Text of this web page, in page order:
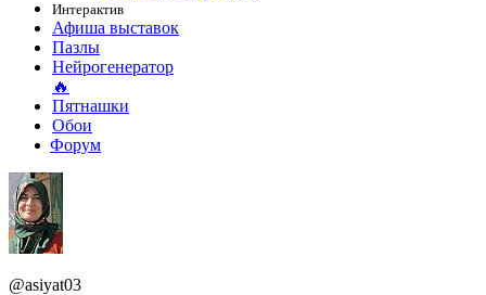
Интерактив
Афиша выставок
Пазлы
Нейрогенератор
🔥
Пятнашки
Обои
Форум
@asiyat03